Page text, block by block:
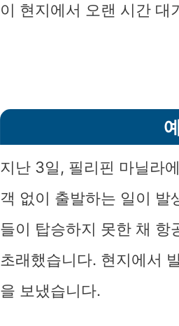
이 현지에서 오랜 시간 대
지난 3일, 필리핀 마닐라
객 없이 출발하는 일이 발
들이 탑승하지 못한 채 항
초래했습니다. 현지에서
을 보냈습니다.